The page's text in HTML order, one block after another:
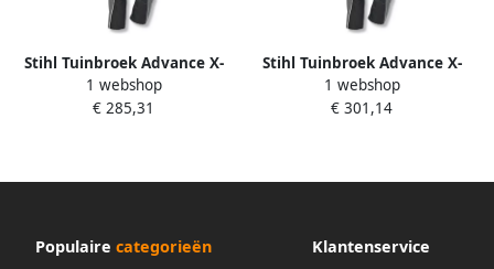
Stihl Tuinbroek Advance X-
Light XXL zwart 883880507
1 webshop
€ 285,31
Stihl Tuinbroek Advance X-
Light S zwart 00883880503
1 webshop
€ 301,14
Populaire categorieën Klantenservice